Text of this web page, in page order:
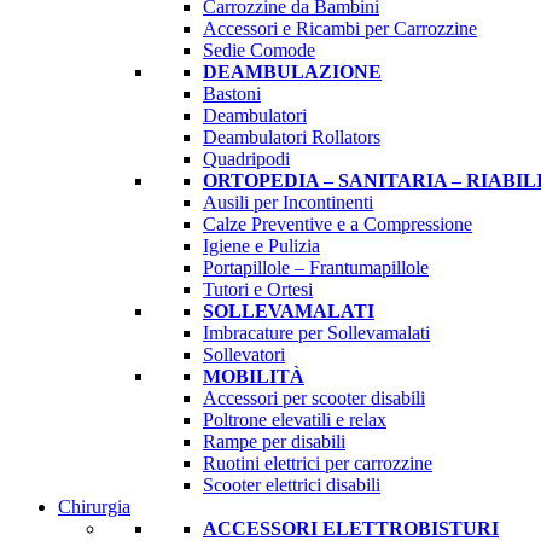
Carrozzine da Bambini
Accessori e Ricambi per Carrozzine
Sedie Comode
DEAMBULAZIONE
Bastoni
Deambulatori
Deambulatori Rollators
Quadripodi
ORTOPEDIA – SANITARIA –
Ausili per Incontinenti
Calze Preventive e a Compressione
Igiene e Pulizia
Portapillole – Frantumapillole
Tutori e Ortesi
SOLLEVAMALATI
Imbracature per Sollevamalati
Sollevatori
MOBILITÀ
Accessori per scooter disabili
Poltrone elevatili e relax
Rampe per disabili
Ruotini elettrici per carrozzine
Scooter elettrici disabili
Chirurgia
ACCESSORI ELETTROBISTURI